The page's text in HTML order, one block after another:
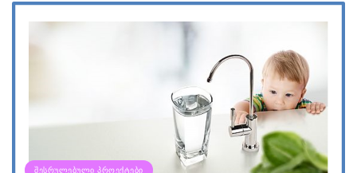
ᲨᲔᲡᲠᲣᲚᲔᲑᲣᲚᲘ ᲞᲠᲝᲔᲥᲢᲔᲑᲘ